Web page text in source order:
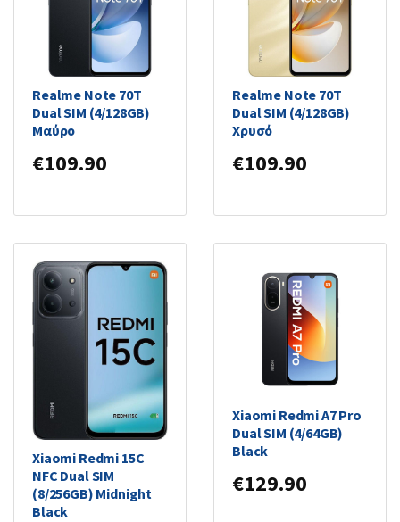
Realme Note 70T
Dual SIM (4/128GB)
Μαύρο
€109.90
Realme Note 70T
Dual SIM (4/128GB)
Χρυσό
€109.90
Xiaomi Redmi 15C
NFC Dual SIM
(8/256GB) Midnight
Black
Xiaomi Redmi A7 Pro
Dual SIM (4/64GB)
Black
€129.90